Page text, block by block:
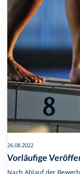
26.08.2022
Vorläufige
Nach Ablauf der